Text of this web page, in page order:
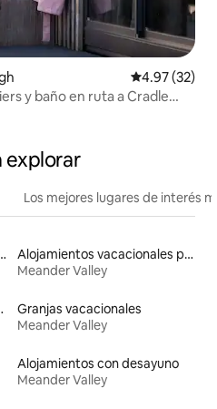
Calificación
4.97 (32)
y baño en ruta a Cradle
explorar
Los mejores lugares de interés
al lago
Alojamientos vacacionales para familias
Meander Valley
Granjas vacacionales
Meander Valley
Alojamientos con desayuno
Meander Valley